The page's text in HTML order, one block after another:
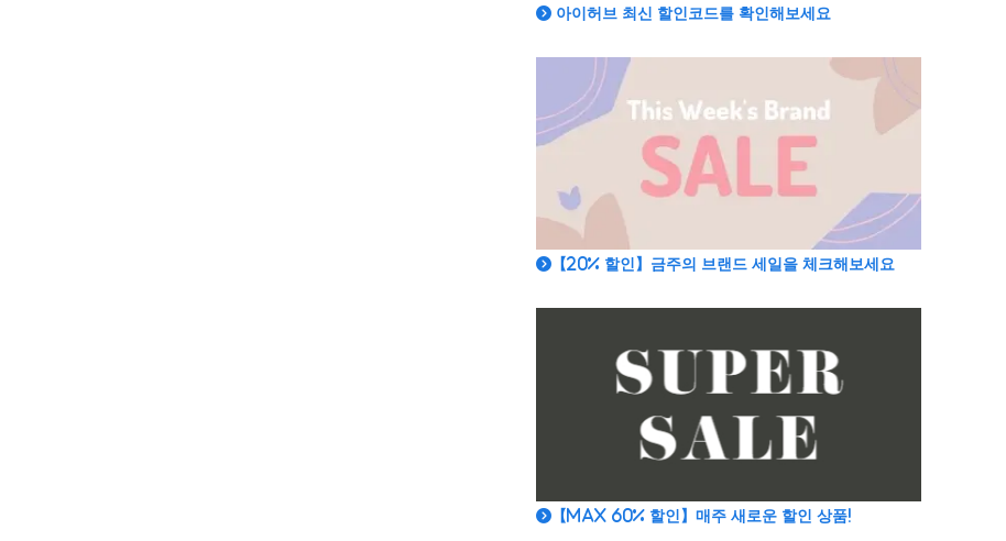
아이허브 최신 할인코드를 확인해보세요
【20% 할인】금주의 브랜드 세일을 체크해보세요
【MAX 60% 할인】매주 새로운 할인 상품!